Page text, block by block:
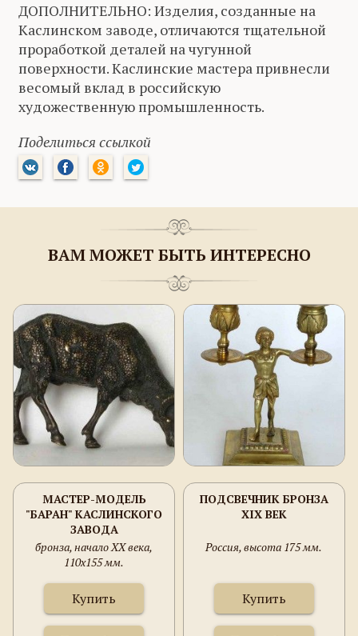
ДОПОЛНИТЕЛЬНО: Изделия, созданные на
Каслинском заводе, отличаются тщательной
проработкой деталей на чугунной
поверхности. Каслинские мастера привнесли
весомый вклад в российскую
художественную промышленность.
Поделиться ссылкой
ВАМ МОЖЕТ БЫТЬ ИНТЕРЕСНО
МАСТЕР-МОДЕЛЬ
"БАРАН" КАСЛИНСКОГО
ЗАВОДА
бронза, начало ХХ века,
110х155 мм.
Купить
ПОДСВЕЧНИК БРОНЗА
XIX ВЕК
Россия, высота 175 мм.
Купить